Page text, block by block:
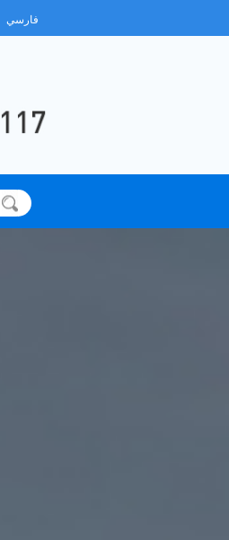
فارسي